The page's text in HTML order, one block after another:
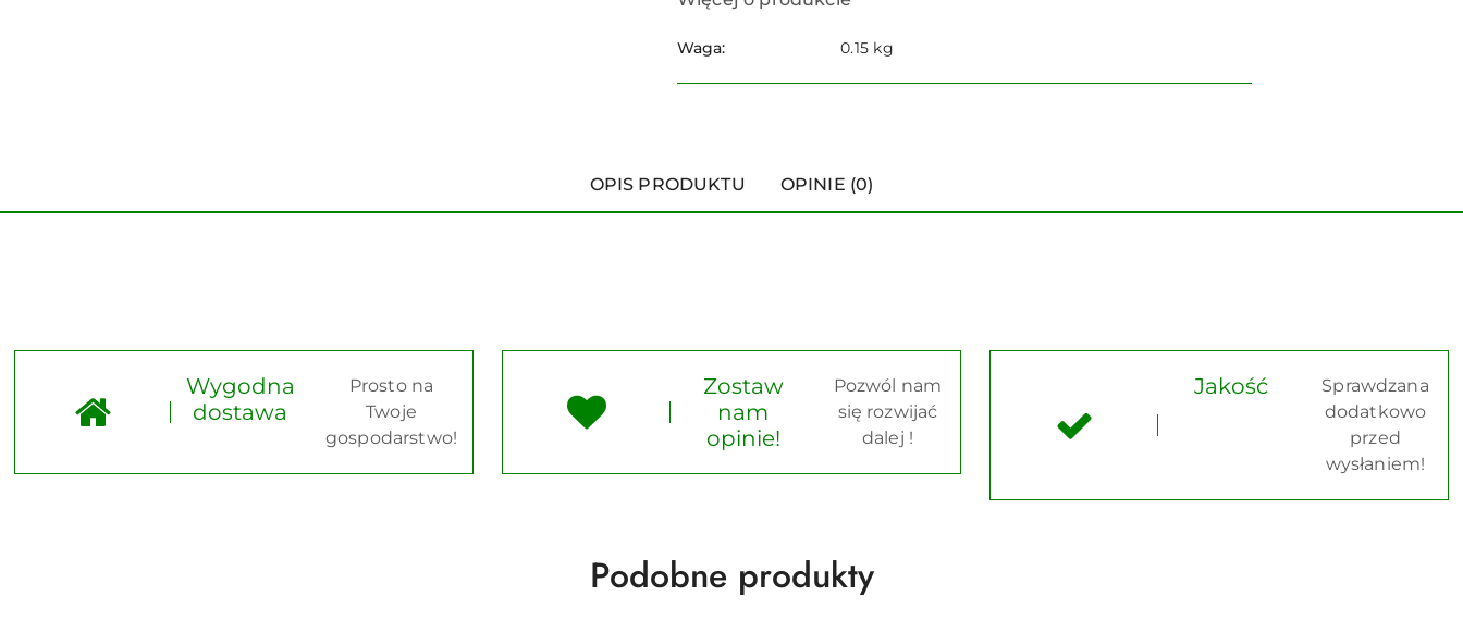
Waga: 0.15 kg
OPIS PRODUKTU OPINIE (0)
Wygodna
dostawa
Prosto na
Twoje
gospodarstwo!
Zostaw
nam
opinie!
Pozwól nam
się rozwijać
dalej !
Jakość
Sprawdzana
dodatkowo
przed
wysłaniem!
Produkty
Podobne produkty